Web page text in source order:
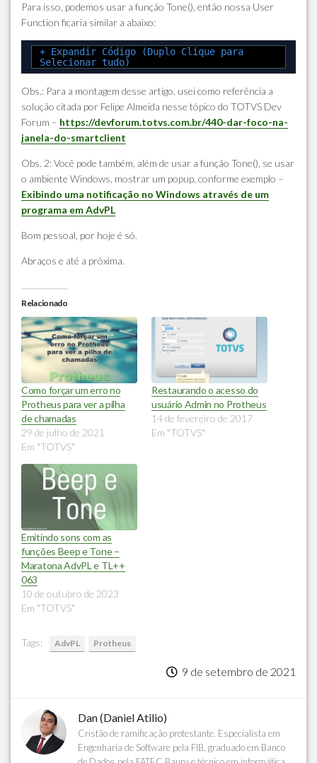
Para isso, podemos usar a função Tone(), então nossa User
Function ficaria similar a abaixo:
+ Expandir Código (Duplo Clique para
Selecionar tudo)
Obs.: Para a montagem desse artigo, usei como referência a
solução citada por Felipe Almeida nesse tópico do TOTVS Dev
Forum – https://devforum.totvs.com.br/440-dar-foco-na-
janela-do-smartclient
Obs. 2: Você pode também, além de usar a função Tone(), se usar
o ambiente Windows, mostrar um popup, conforme exemplo –
Exibindo uma notificação no Windows através de um
programa em AdvPL
Bom pessoal, por hoje é só.
Abraços e até a próxima.
Relacionado
Como forçar um erro no
Protheus para ver a pilha
de chamadas
29 de julho de 2021
Em "TOTVS"
Restaurando o acesso do
usuário Admin no Protheus
14 de fevereiro de 2017
Em "TOTVS"
Emitindo sons com as
funções Beep e Tone –
Maratona AdvPL e TL++
063
10 de outubro de 2023
Em "TOTVS"
Tags: AdvPL Protheus
9 de setembro de 2021
Dan (Daniel Atilio)
Cristão de ramificação protestante. Especialista em
Engenharia de Software pela FIB, graduado em Banco